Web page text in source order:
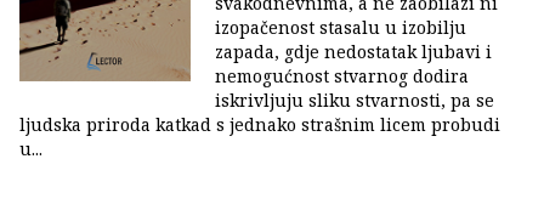
izopačenost stasalu u izobilju
zapada, gdje nedostatak ljubavi i
nemogućnost stvarnog dodira
iskrivljuju sliku stvarnosti, pa se
ljudska priroda katkad s jednako strašnim licem probudi
u...